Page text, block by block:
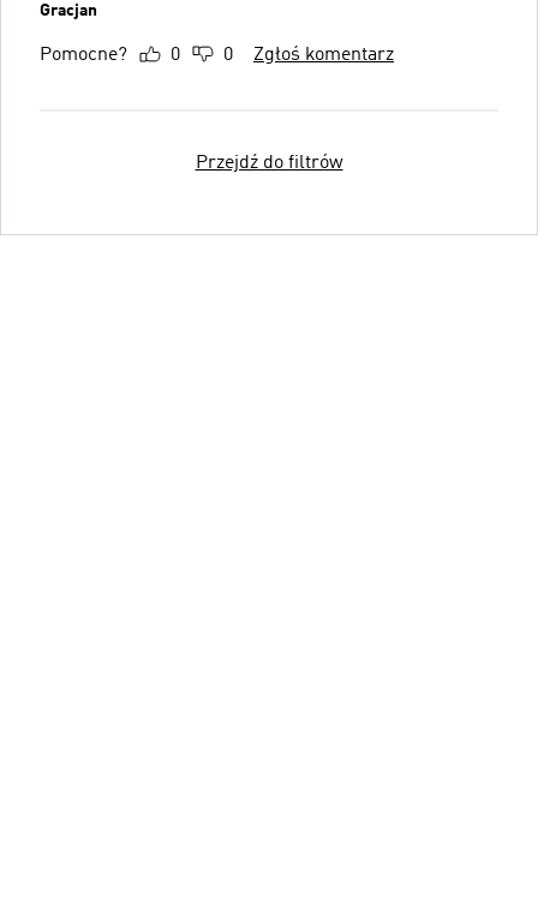
Gracjan
Pomocne? 0 0 Zgłoś komentarz
Przejdź do filtrów